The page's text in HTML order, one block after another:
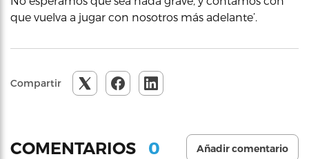
que vuelva a jugar con nosotros más adelante’.
Compartir
COMENTARIOS 0 Añadir comentario